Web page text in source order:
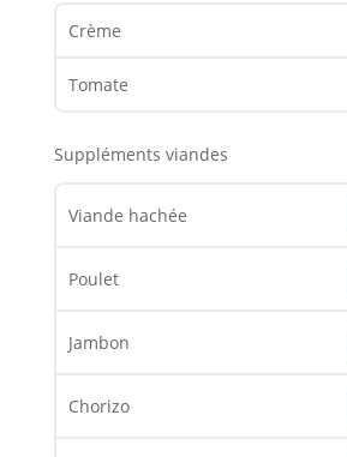
Crème
Tomate
Suppléments viandes
Viande hachée
Poulet
Jambon
Chorizo